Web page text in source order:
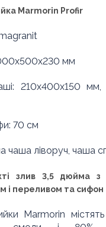
Marmorin Profir
мм
210x400x150
70 см
чаша ліворуч, чаша
злив 3,5 дюйма з
і переливом та сифон
Marmorin